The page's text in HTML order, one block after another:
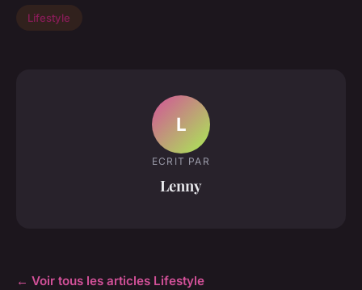
Lifestyle
L
ECRIT PAR
Lenny
← Voir tous les articles Lifestyle